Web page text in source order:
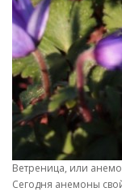
Ветреница, или
Сегодня анемоны